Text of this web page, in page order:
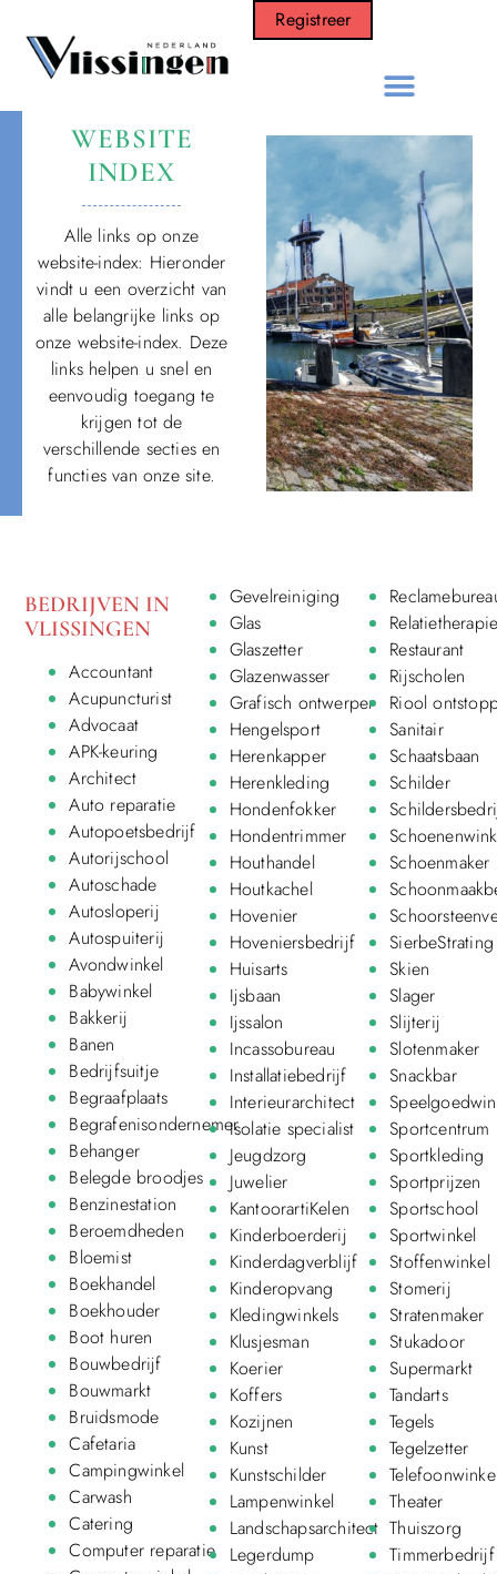
Registreer
WEBSITE
INDEX
Alle links op onze
website-index: Hieronder
vindt u een overzicht van
alle belangrijke links op
onze website-index. Deze
links helpen u snel en
eenvoudig toegang te
krijgen tot de
verschillende secties en
functies van onze site.
BEDRIJVEN IN
VLISSINGEN
Accountant
Acupuncturist
Advocaat
APK-keuring
Architect
Auto reparatie
Autopoetsbedrijf
Autorijschool
Autoschade
Autosloperij
Autospuiterij
Avondwinkel
Babywinkel
Bakkerij
Banen
Bedrijfsuitje
Begraafplaats
Begrafenisondernemer
Behanger
Belegde broodjes
Benzinestation
Beroemdheden
Bloemist
Boekhandel
Boekhouder
Boot huren
Bouwbedrijf
Bouwmarkt
Bruidsmode
Cafetaria
Campingwinkel
Carwash
Catering
Computer reparatie
Gevelreiniging
Glas
Glaszetter
Glazenwasser
Grafisch ontwerper
Hengelsport
Herenkapper
Herenkleding
Hondenfokker
Hondentrimmer
Houthandel
Houtkachel
Hovenier
Hoveniersbedrijf
Huisarts
Ijsbaan
Ijssalon
Incassobureau
Installatiebedrijf
Interieurarchitect
Isolatie specialist
Jeugdzorg
Juwelier
KantoorartiKelen
Kinderboerderij
Kinderdagverblijf
Kinderopvang
Kledingwinkels
Klusjesman
Koerier
Koffers
Kozijnen
Kunst
Kunstschilder
Lampenwinkel
Landschapsarchitect
Legerdump
Restaurant
Rijscholen
Riool
Sanitair
Schaatsbaan
Schilder
Schoenmaker
SierbeStrating
Skien
Slager
Slijterij
Slotenmaker
Snackbar
Sportcentrum
Sportkleding
Sportprijzen
Sportschool
Sportwinkel
Stoffenwinkel
Stomerij
Stratenmaker
Stukadoor
Supermarkt
Tandarts
Tegels
Tegelzetter
Theater
Thuiszorg
Timmerbedrijf